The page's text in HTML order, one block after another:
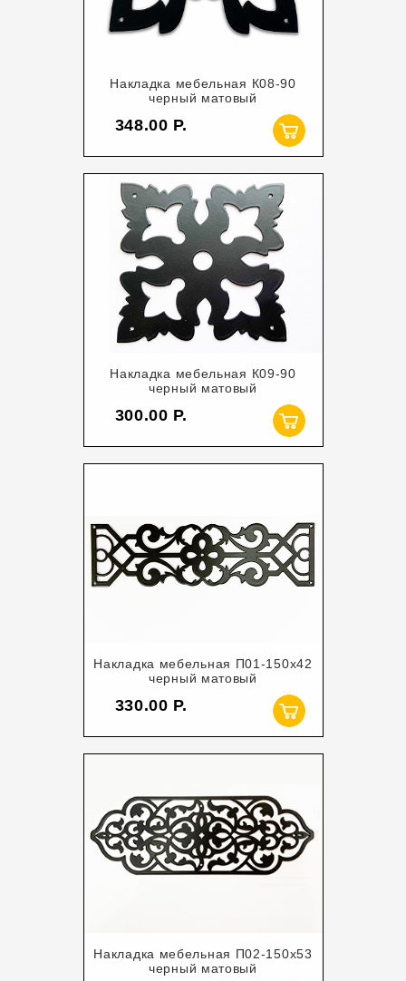
Накладка мебельная К08-90
черный матовый
348.00
Накладка мебельная К09-90
черный матовый
300.00
Накладка мебельная П01-150х42
черный матовый
330.00
Накладка мебельная П02-150х53
черный матовый